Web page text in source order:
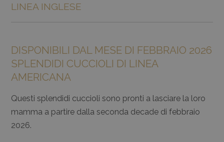
LINEA INGLESE
DISPONIBILI DAL MESE DI FEBBRAIO 2026
SPLENDIDI CUCCIOLI DI LINEA
AMERICANA
Questi splendidi cuccioli sono pronti a lasciare la loro
mamma a partire dalla seconda decade di febbraio
2026.